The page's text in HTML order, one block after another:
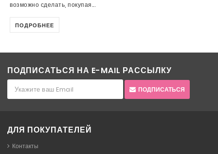
возможно сделать, покупая...
ПОДРОБНЕЕ
ПОДПИСАТЬСЯ НА E-MAIL РАССЫЛКУ
ПОДПИСАТЬСЯ
ДЛЯ ПОКУПАТЕЛЕЙ
Контакты